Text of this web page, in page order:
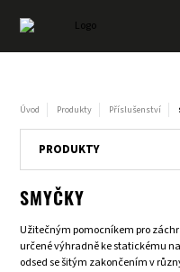
Úvod Produkty Příslušenství
PRODUKTY
SMYČKY
Užitečným pomocníkem pro
určené výhradně ke statickému
odsed se šitým zakončením v